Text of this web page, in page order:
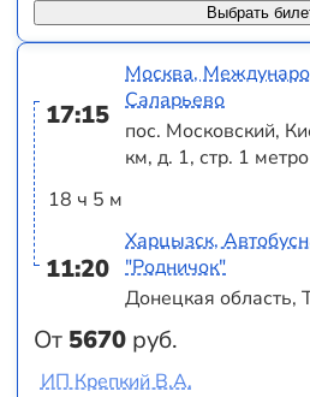
Выбрать
17:15
18 ч 5 м
11:20
От 5670 руб.
Москва,
Саларьево
пос. Московский,
км, д. 1, стр. 1
Харцызск,
"Родничок"
Донецкая область,
ИП Крепкий В.А.